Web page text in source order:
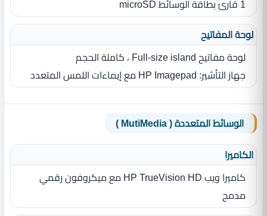
1 قارئ بطاقة الوسائط microSD
لوحة المفاتيح
لوحة مفاتيح Full-size island ، كاملة الحجم
جهاز التأشير: HP Imagepad مع إيماءات اللمس المتعدد
الوسائط المتعددة ( MutiMedia )
الكاميرا
كاميرا ويب HP TrueVision HD مع ميكروفون رقمي
مدمج